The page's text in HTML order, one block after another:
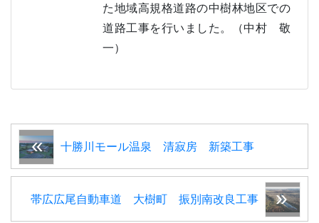
た地域高規格道路の中樹林地区での
道路工事を行いました。（中村 敬
一）
十勝川モール温泉 清寂房 新築工事
帯広広尾自動車道 大樹町 振別南改良工事